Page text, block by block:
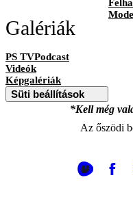
Galériák
PS TVPodcast
Videók
Képgalériák
Süti beállítások
*Kell még
Az őszödi